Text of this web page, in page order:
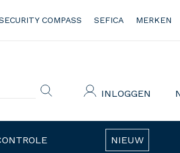
COMPASS SEFICA MERKEN
INLOGGEN
NIEUW